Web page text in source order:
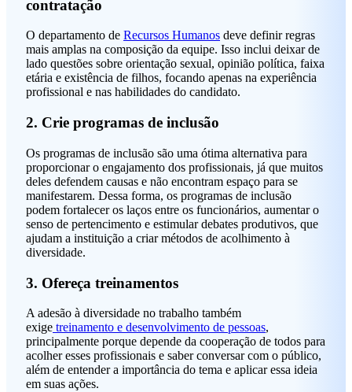
contratação
O departamento de Recursos Humanos deve definir regras
mais amplas na composição da equipe. Isso inclui deixar de
lado questões sobre orientação sexual, opinião política, faixa
etária e existência de filhos, focando apenas na experiência
profissional e nas habilidades do candidato.
2. Crie programas de inclusão
Os programas de inclusão são uma ótima alternativa para
proporcionar o engajamento dos profissionais, já que muitos
deles defendem causas e não encontram espaço para se
manifestarem. Dessa forma, os programas de inclusão
podem fortalecer os laços entre os funcionários, aumentar o
senso de pertencimento e estimular debates produtivos, que
ajudam a instituição a criar métodos de acolhimento à
diversidade.
3. Ofereça treinamentos
A adesão à diversidade no trabalho também
exige treinamento e desenvolvimento de pessoas,
principalmente porque depende da cooperação de todos para
acolher esses profissionais e saber conversar com o público,
além de entender a importância do tema e aplicar essa ideia
em suas ações.